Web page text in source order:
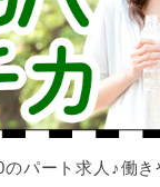
のパート求人♪働